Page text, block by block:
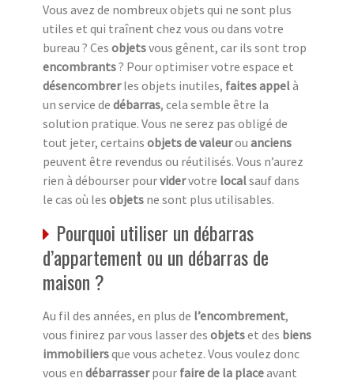
Vous avez de nombreux objets qui ne sont plus
utiles et qui traînent chez vous ou dans votre
bureau ? Ces objetsvous gênent, car ils sont trop
encombrants? Pour optimiser votre espace et
désencombrerles objets inutiles, faites appelà
un service de débarras, cela semble être la
solution pratique. Vous ne serez pas obligé de
tout jeter, certains objets de valeurou anciens
peuvent être revendus ou réutilisés. Vous n’aurez
rien à débourser pourvidervotre localsauf dans
le cas où les objets ne sont plus utilisables.
Pourquoi utiliser un débarras
d’appartement ou un débarras de
maison ?
Au fil des années, en plus de l’encombrement,
vous finirez par vous lasser des objetset des biens
immobiliersque vous achetez. Vous voulez donc
vous en débarrasserpour faire de la placeavant